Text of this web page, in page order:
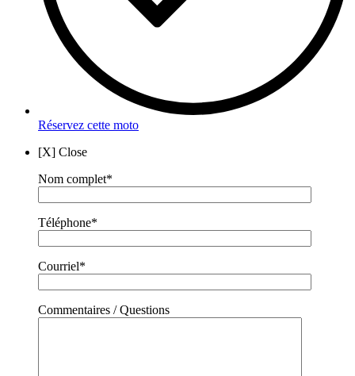
Réservez cette moto
[X] Close
Nom complet*
Téléphone*
Courriel*
Commentaires / Questions